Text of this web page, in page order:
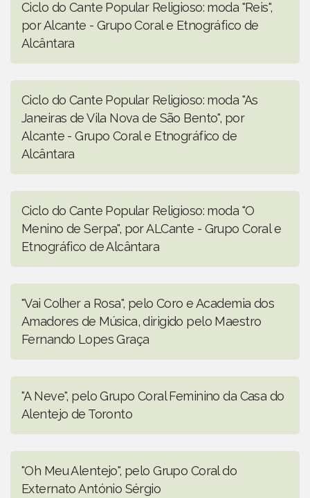
Ciclo do Cante Popular Religioso: moda "Reis",
por Alcante - Grupo Coral e Etnográfico de
Alcântara
Ciclo do Cante Popular Religioso: moda "As
Janeiras de Vila Nova de São Bento", por
Alcante - Grupo Coral e Etnográfico de
Alcântara
Ciclo do Cante Popular Religioso: moda "O
Menino de Serpa", por ALCante - Grupo Coral e
Etnográfico de Alcântara
"Vai Colher a Rosa", pelo Coro e Academia dos
Amadores de Música, dirigido pelo Maestro
Fernando Lopes Graça
"A Neve", pelo Grupo Coral Feminino da Casa do
Alentejo de Toronto
"Oh Meu Alentejo", pelo Grupo Coral do
Externato António Sérgio